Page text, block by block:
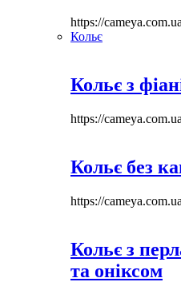
https://
Кольє
Кольє з
https://
Кольє без
https://
Кольє з
та оніксом